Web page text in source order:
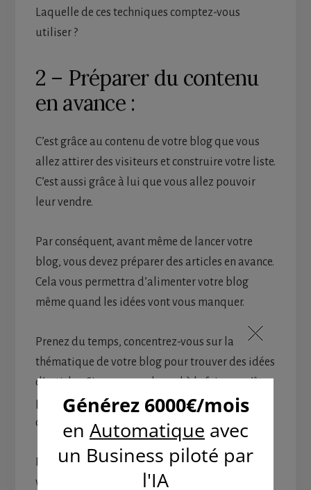
Laquelle de ces techniques comptez-vous
utiliser ?
2 – Préparer du contenu
en avance :
C’est grâce au contenu de votre blog que vous
allez attirer des visiteurs et construire votre liste.
C’est aussi grâce à lui que vous allez pouvoir
leur vendre.
Par conséquent, avant même de lancer votre
blog, vous devez préparer des articles en avance.
Cela vous permettra d’alimenter votre blog
même quand les idées vont vous manquer.
Prenez du temps, concentrez-vous sur la
thématique de votre blog pour trouver des idées
d’articles. Si vous avez du mal à le faire ou n’êtes
pas inspirés par cette thématique, vous pouvez
confier cette tâche à un rédacteur freelance.
N’oubliez pas : il est très important d’alimenter
votre blog régulièrement.